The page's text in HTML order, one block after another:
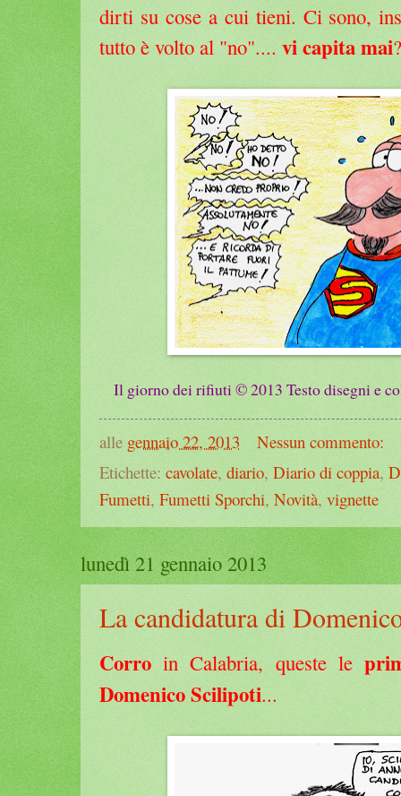
dirti su cose a cui tieni. Ci sono,
tutto è volto al "no".... vi capita mai?
Il giorno dei rifiuti © 2013 Testo disegni e
alle gennaio 22, 2013
Nessun commento:
Etichette: cavolate, diario, Diario di coppia,
Fumetti, Fumetti Sporchi, Novità, vignette
lunedì 21 gennaio 2013
La candidatura di
Corro in Calabria, queste le
Domenico Scilipoti...